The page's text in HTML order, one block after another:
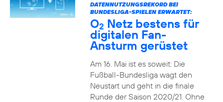
DATENNUTZUNGSREKORD BEI
BUNDESLIGA-SPIELEN ERWARTET:
O2 Netz bestens für
digitalen Fan-
Ansturm gerüstet
Am 16. Mai ist es soweit: Die
Fußball-Bundesliga wagt den
Neustart und geht in die finale
Runde der Saison 2020/21. Ohne